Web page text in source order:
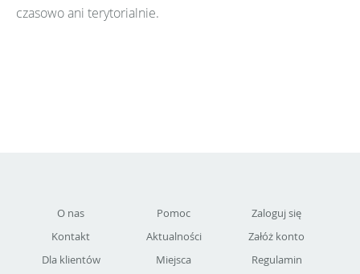
czasowo ani terytorialnie.
O nas
Kontakt
Dla klientów
Pomoc
Aktualności
Miejsca
Zaloguj się
Załóż konto
Regulamin